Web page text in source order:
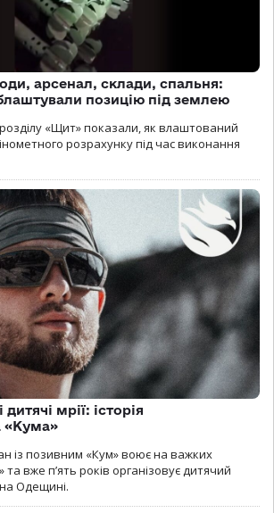
арсенал, склади, спальня:
позицію під землею
«Щит» показали, як влаштований
розрахунку під час виконання
мрії: історія
«Кума»
із позивним «Кум» воює на важких
вже п’ять років організовує дитячий
Одещині.